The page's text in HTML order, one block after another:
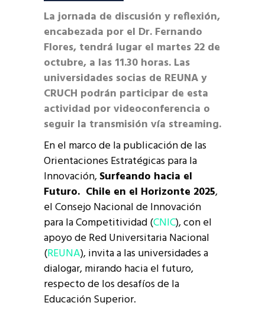
La jornada de discusión y reflexión,
encabezada por el Dr. Fernando
Flores, tendrá lugar el martes 22 de
octubre, a las 11.30 horas. Las
universidades socias de REUNA y
CRUCH podrán participar de esta
actividad por videoconferencia o
seguir la transmisión vía streaming.
En el marco de la publicación de las
Orientaciones Estratégicas para la
Innovación,Surfeando hacia el
Futuro. Chile en el Horizonte 2025,
el Consejo Nacional de Innovación
para la Competitividad (CNIC), con el
apoyo de Red Universitaria Nacional
(REUNA), invita a las universidades a
dialogar, mirando hacia el futuro,
respecto de los desafíos de la
Educación Superior.